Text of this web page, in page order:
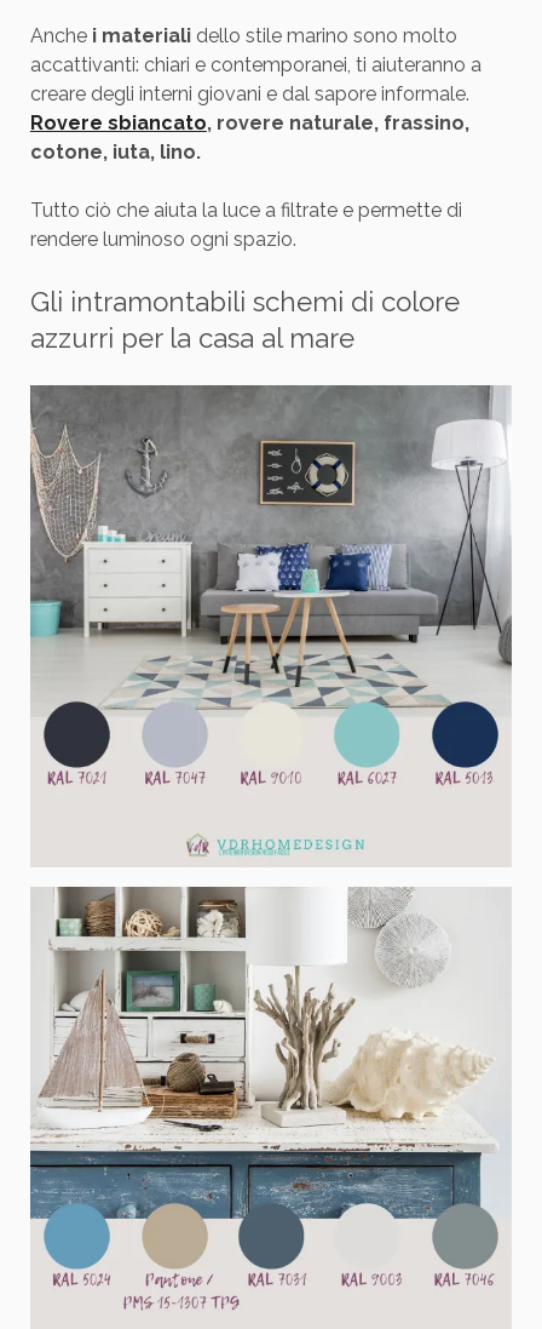
Anche i materialidello stile marino sono molto
accattivanti: chiari e contemporanei, ti aiuteranno a
creare degli interni giovani e dal sapore informale.
Rovere sbiancato, rovere naturale, frassino,
cotone, iuta, lino.
Tutto ciò che aiuta la luce a filtrate e permette di
rendere luminoso ogni spazio.
Gli intramontabili schemi di colore
azzurri per la casa al mare